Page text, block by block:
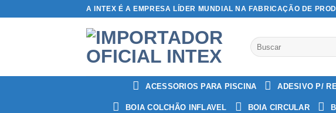
A INTEX É A EMPRESA LÍDER MUNDIAL NA FABRICAÇÃO DE
Pesquisar
por:
ACESSORIOS PARA PISCINA ADESIVO P/
BOIA COLCHÃO INFLAVEL BOIA CIRCULAR